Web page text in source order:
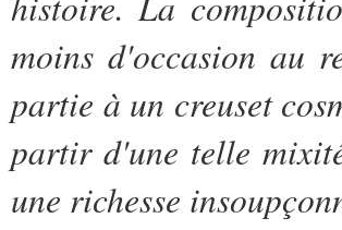
moins d'occasion au
partie à un creuset
partir d'une telle
une richesse